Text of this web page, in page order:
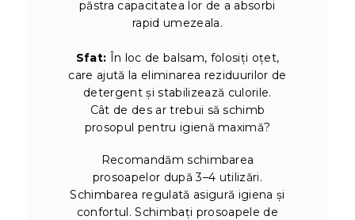
păstra capacitatea lor de a absorbi
rapid umezeala.
Sfat: În loc de balsam, folosiți oțet,
care ajută la eliminarea reziduurilor de
detergent și stabilizează culorile.
Cât de des ar trebui să schimb
prosopul pentru igienă maximă?
Recomandăm schimbarea
prosoapelor după 3–4 utilizări.
Schimbarea regulată asigură igiena și
confortul. Schimbați prosoapele de